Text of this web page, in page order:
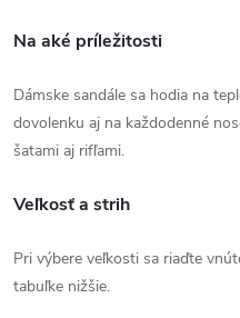
Na aké príležitosti
Dámske sandále sa hodia na
dovolenku aj na každodenné
šatami aj rifľami.
Veľkosť a strih
Pri výbere veľkosti sa riaďte
tabuľke nižšie.